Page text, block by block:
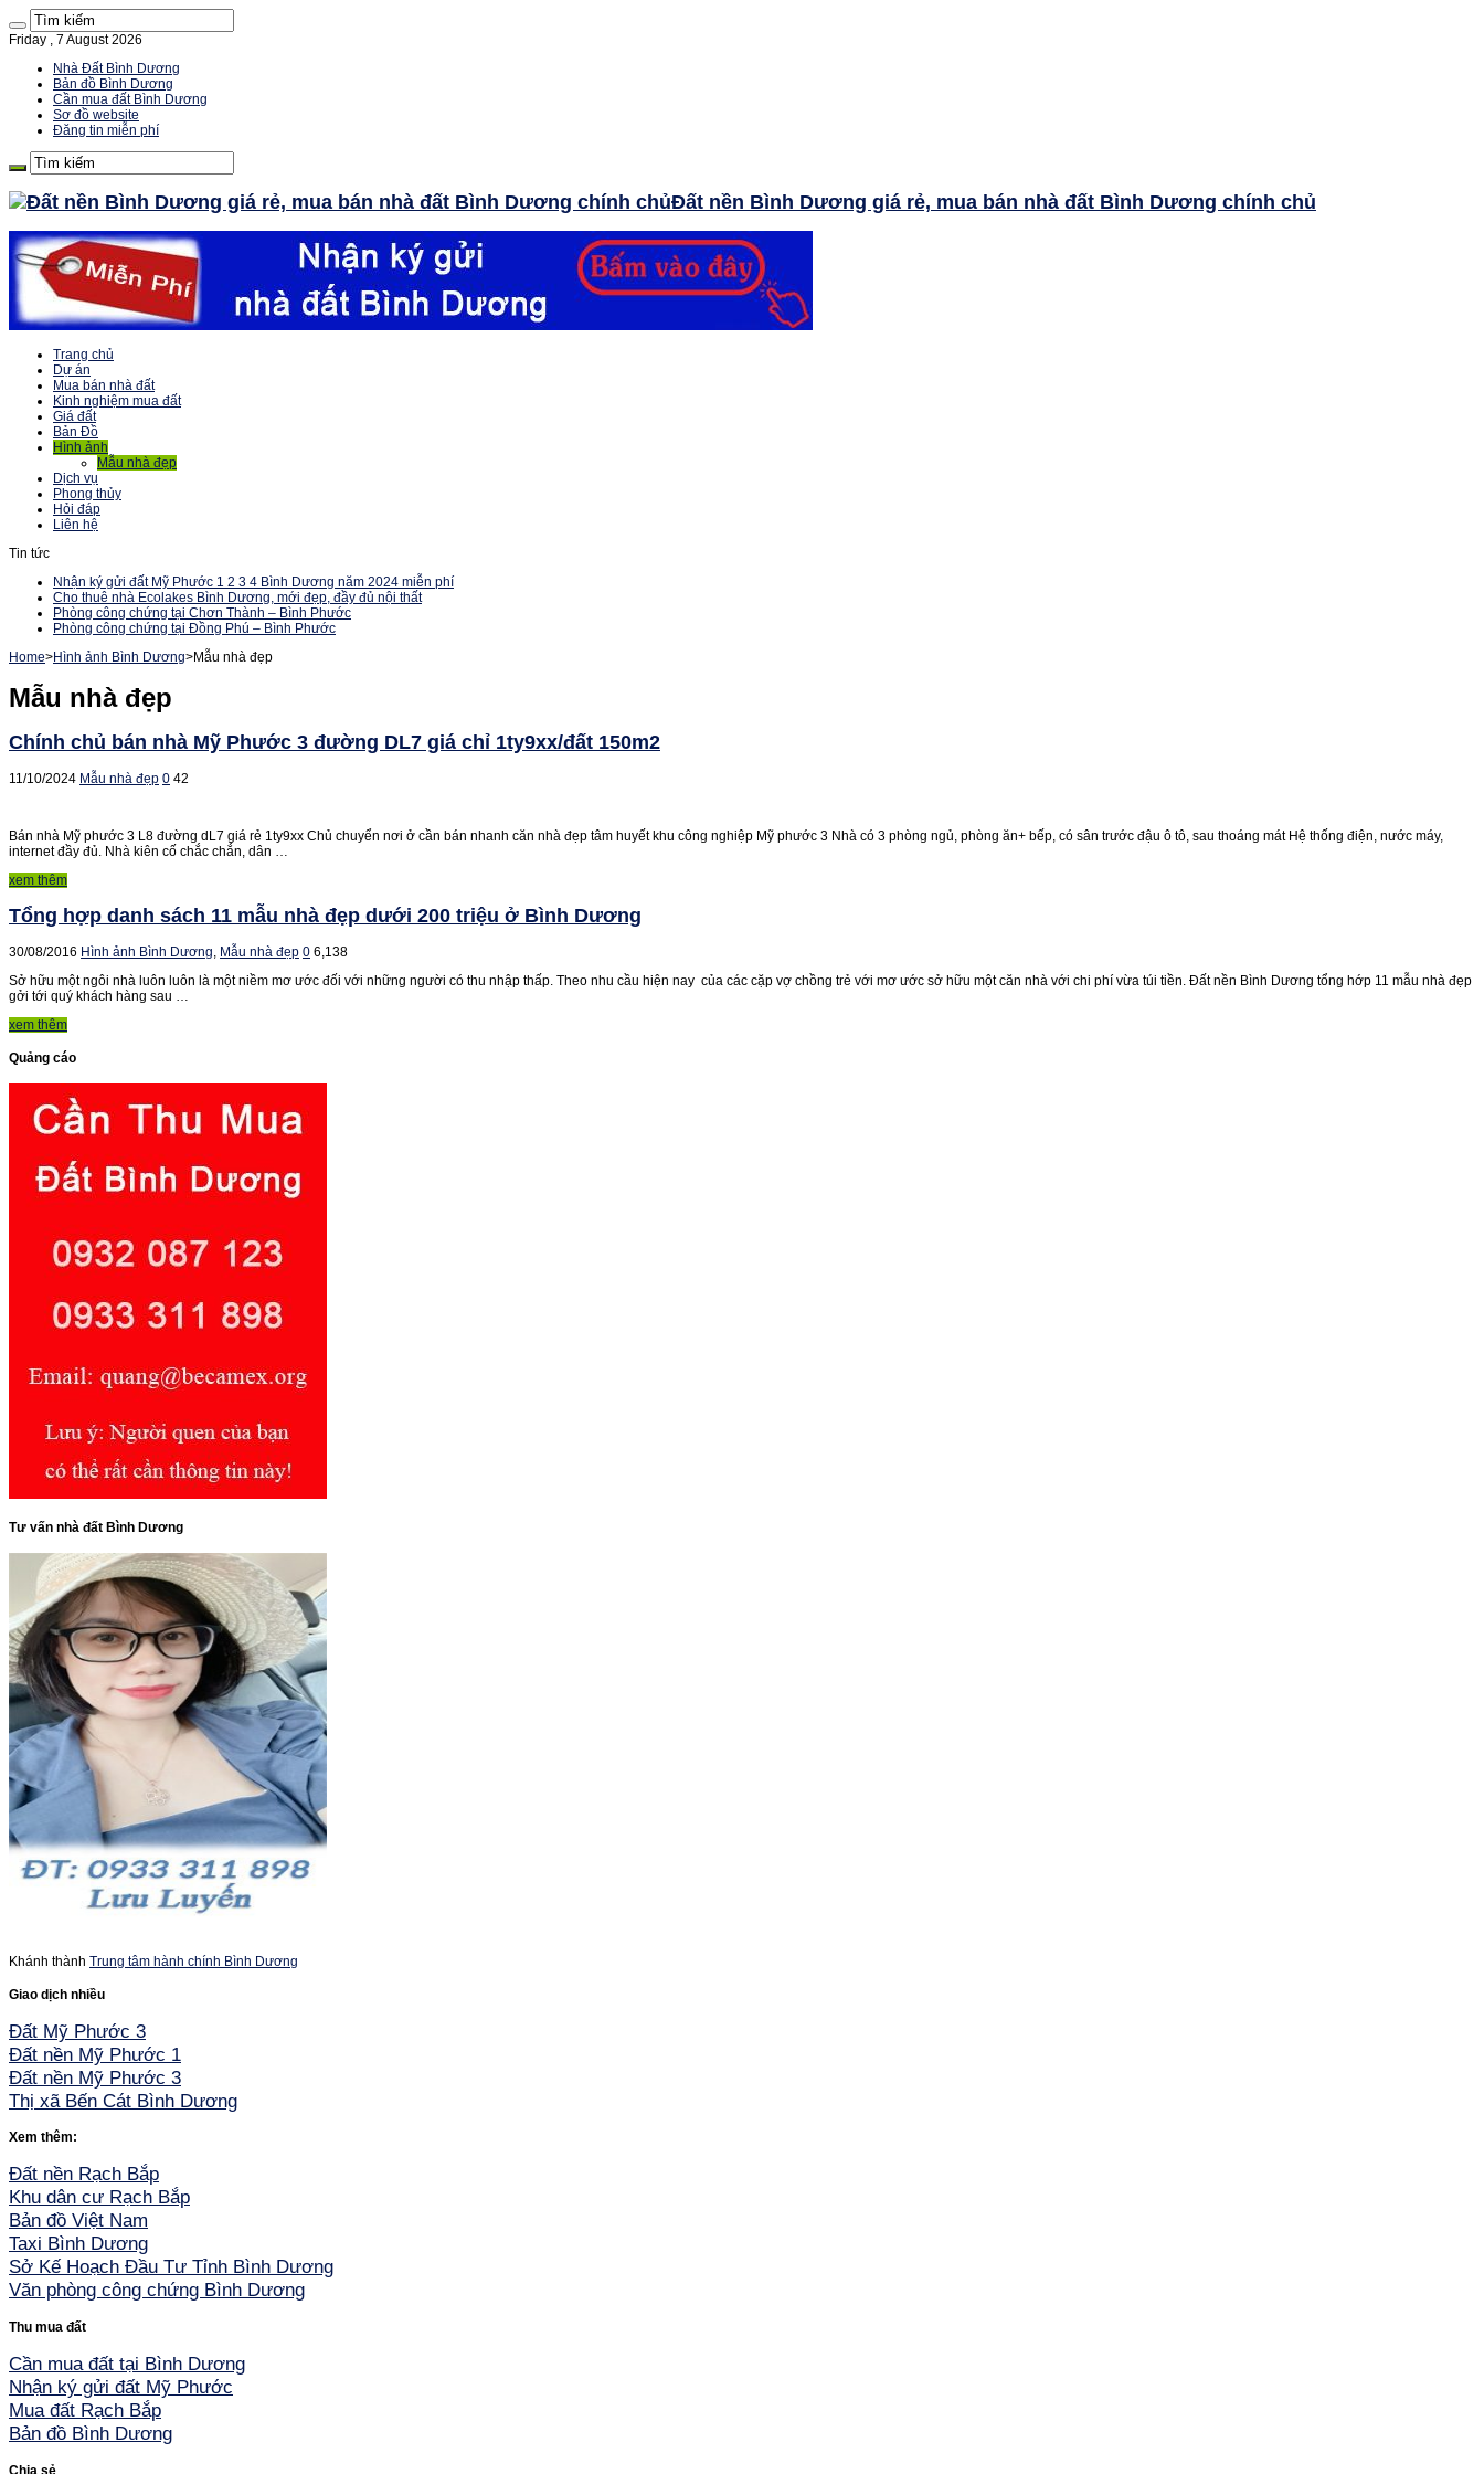
Friday , 7 August 2026
Nhà Đất Bình Dương
Bản đồ Bình Dương
Cần mua đất Bình Dương
Sơ đồ website
Đăng tin miễn phí
Đất nền Bình Dương giá rẻ, mua bán nhà đất Bình Dương chính chủ
Trang chủ
Dự án
Mua bán nhà đất
Kinh nghiệm mua đất
Giá đất
Bản Đồ
Hình ảnh
Mẫu nhà đẹp
Dịch vụ
Phong thủy
Hỏi đáp
Liên hệ
Tin tức
Nhận ký gửi đất Mỹ Phước 1 2 3 4 Bình Dương năm 2024 miễn phí
Cho thuê nhà Ecolakes Bình Dương, mới đẹp, đầy đủ nội thất
Phòng công chứng tại Chơn Thành – Bình Phước
Phòng công chứng tại Đồng Phú – Bình Phước
Home>Hình ảnh Bình Dương>Mẫu nhà đẹp
Mẫu nhà đẹp
Chính chủ bán nhà Mỹ Phước 3 đường DL7 giá chỉ 1ty9xx/đất 150m2
11/10/2024 Mẫu nhà đẹp 0 42
Bán nhà Mỹ phước 3 L8 đường dL7 giá rẻ 1ty9xx Chủ chuyển nơi ở cần bán nhanh căn nhà đẹp tâm huyết khu công nghiệp Mỹ phước 3 Nhà có 3 phòng ngủ, phòng ăn+ bếp, có sân trước đậu ô tô, sau thoáng mát Hệ thống điện, nước máy,
internet đầy đủ. Nhà kiên cố chắc chắn, dân …
xem thêm
Tổng hợp danh sách 11 mẫu nhà đẹp dưới 200 triệu ở Bình Dương
30/08/2016 Hình ảnh Bình Dương, Mẫu nhà đẹp 0 6,138
Sở hữu một ngôi nhà luôn luôn là một niềm mơ ước đối với những người có thu nhập thấp. Theo nhu cầu hiện nay của các cặp vợ chồng trẻ với mơ ước sở hữu một căn nhà với chi phí vừa túi tiền. Đất nền Bình Dương tổng hớp 11 mẫu nhà đẹp
gởi tới quý khách hàng sau …
xem thêm
Quảng cáo
Tư vấn nhà đất Bình Dương
Khánh thành Trung tâm hành chính Bình Dương
Giao dịch nhiều
Đất Mỹ Phước 3
Đất nền Mỹ Phước 1
Đất nền Mỹ Phước 3
Thị xã Bến Cát Bình Dương
Xem thêm:
Đất nền Rạch Bắp
Khu dân cư Rạch Bắp
Bản đồ Việt Nam
Taxi Bình Dương
Sở Kế Hoạch Đầu Tư Tỉnh Bình Dương
Văn phòng công chứng Bình Dương
Thu mua đất
Cần mua đất tại Bình Dương
Nhận ký gửi đất Mỹ Phước
Mua đất Rạch Bắp
Bản đồ Bình Dương